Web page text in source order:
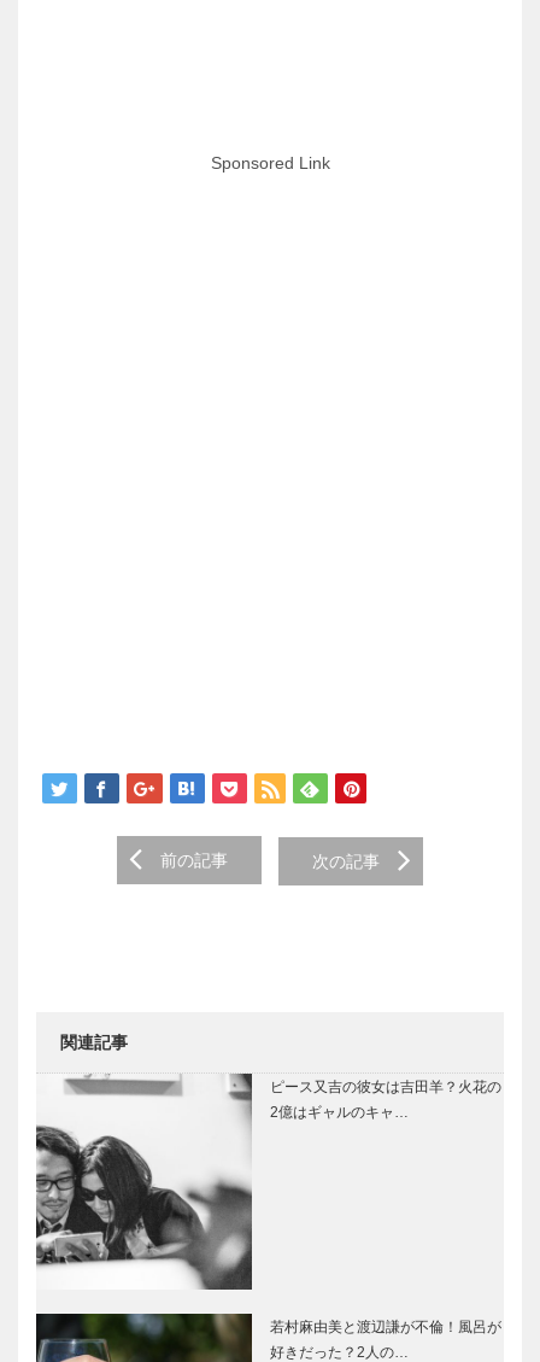
Sponsored Link
Post navigation
前の記事 次の記事
関連記事
ピース又吉の彼女は吉田羊？火花の
2億はギャルのキャ…
若村麻由美と渡辺謙が不倫！風呂が
好きだった？2人の…